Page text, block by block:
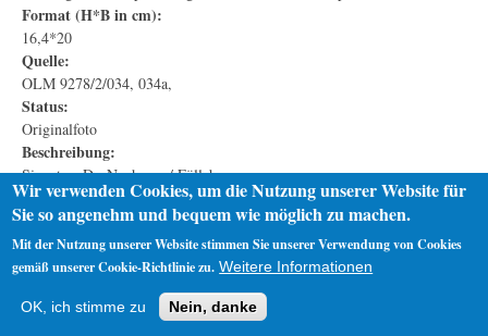
Format (H*B in cm):
16,4*20
Quelle:
OLM 9278/2/034, 034a,
Status:
Originalfoto
Beschreibung:
Signatur: Dr. Neuhauss / Fülleborn
Impressum
Wir verwenden Cookies, um die Nutzung unserer Website für
Sie so angenehm und bequem wie möglich zu machen.
Mit der Nutzung unserer Website stimmen Sie unserer Verwendung von Cookies
gemäß unserer Cookie-Richtlinie zu. Weitere Informationen
OK, ich stimme zu Nein, danke